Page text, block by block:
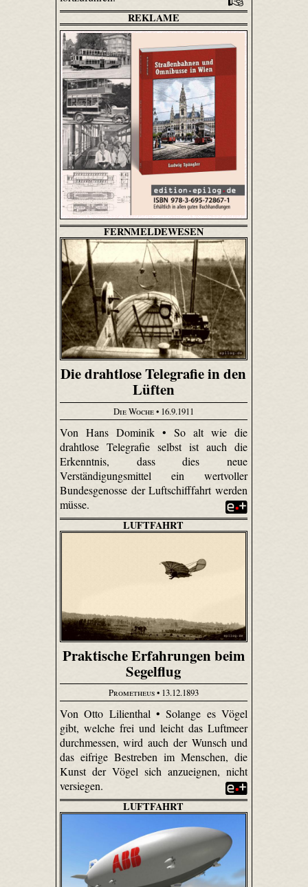
REKLAME
FERNMELDEWESEN
Die drahtlose Telegrafie in den
Lüften
Die Woche• 16.9.1911
Von Hans Dominik • So alt wie die
drahtlose Telegrafie selbst ist auch die
Erkenntnis, dass dies neue
Verständigungsmittel ein wertvoller
Bundesgenosse der Luftschifffahrt werden
müsse.
LUFTFAHRT
Praktische Erfahrungen beim
Segelflug
Prometheus• 13.12.1893
Von Otto Lilienthal • Solange es Vögel
gibt, welche frei und leicht das Luftmeer
durchmessen, wird auch der Wunsch und
das eifrige Bestreben im Menschen, die
Kunst der Vögel sich anzueignen, nicht
versiegen.
LUFTFAHRT